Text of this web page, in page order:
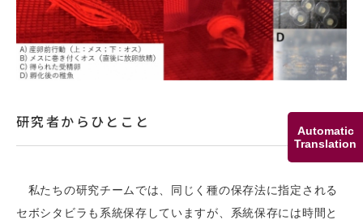
Automatic
Translation
研究者からひとこと
私たちの研究チームでは、同じく種の保存法に指定される
セボシタビラも系統保存していますが、系統保存には時間と